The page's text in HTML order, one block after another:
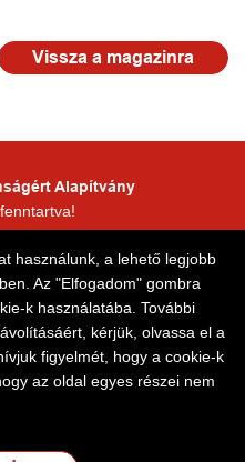
Vissza a magazinra
használunk, a lehető legjobb
Az "Elfogadom" gombra
k használatába. További
kérjük, olvassa el a
figyelmét, hogy a cookie-k
az oldal egyes részei nem
Alapítvány
adatkezelés